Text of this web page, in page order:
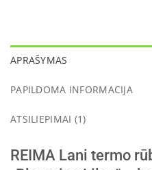
APRAŠYMAS
PAPILDOMA INFORMACIJA
ATSILIEPIMAI (1)
REIMA Lani termo